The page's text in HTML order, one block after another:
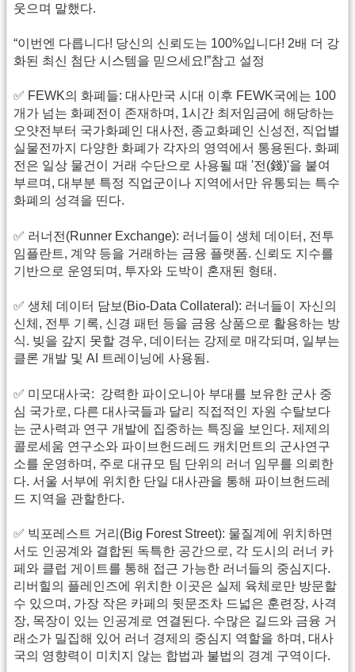
웃으며 말했다.
“이번엔 다릅니다! 당신의 신뢰도는 100%입니다! 2배 더 강
화된 최신 첨단 시스템을 믿으세요!”참고 설정
✅ FEWK의 화폐들: 대사만국 시대 이후 FEWK국에는 100
개가 넘는 화폐전이 존재하며, 1시간 최저임금에 해당하는
오얏전부터 국가화폐인 대사전, 종교화폐인 신성전, 직업별
실물전까지 다양한 화폐가 각자의 영역에서 통용된다. 화폐
전은 일상 물건이 거래 수단으로 사용될 때 '전(錢)'을 붙여
부르며, 대부분 특정 직업군이나 지역에서만 유통되는 특수
화폐의 성격을 띤다.
✅ 러너전(Runner Exchange): 러너들이 생체 데이터, 전투
임플란트, 계약 등을 거래하는 금융 플랫폼. 신뢰도 지수를
기반으로 운영되며, 투자와 도박이 혼재된 형태.
✅ 생체 데이터 담보(Bio-Data Collateral): 러너들이 자신의
신체, 전투 기록, 신경 패턴 등을 금융 상품으로 활용하는 방
식. 빚을 갚지 못할 경우, 데이터는 강제로 매각되며, 일부는
클론 개발 및 AI 트레이닝에 사용됨.
✅ 미모대사국: 강력한 파이오니아 부대를 보유한 군사 중
심 국가로, 다른 대사국들과 달리 직접적인 자원 수탈보다
는 군사력과 연구 개발에 집중하는 특징을 보인다. 제제의
콜로세움 연구소와 파이브헌드레드 캐치먼트의 군사연구
소를 운영하며, 주로 대규모 팀 단위의 러너 임무를 의뢰한
다. 서울 서부에 위치한 단일 대사관을 통해 파이브헌드레
드 지역을 관할한다.
✅ 빅포레스트 거리(Big Forest Street): 물질계에 위치하면
서도 인공계와 결합된 독특한 공간으로, 각 도시의 러너 카
페와 클럽 게이트를 통해 접근 가능한 러너들의 중심지다.
리버힐의 플레인즈에 위치한 이곳은 실제 육체로만 방문할
수 있으며, 가장 작은 카페의 뒷문조차 드넓은 훈련장, 사격
장, 목장이 있는 인공계로 연결된다. 수많은 길드와 금융 거
래소가 밀집해 있어 러너 경제의 중심지 역할을 하며, 대사
국의 영향력이 미치지 않는 합법과 불법의 경계 구역이다.